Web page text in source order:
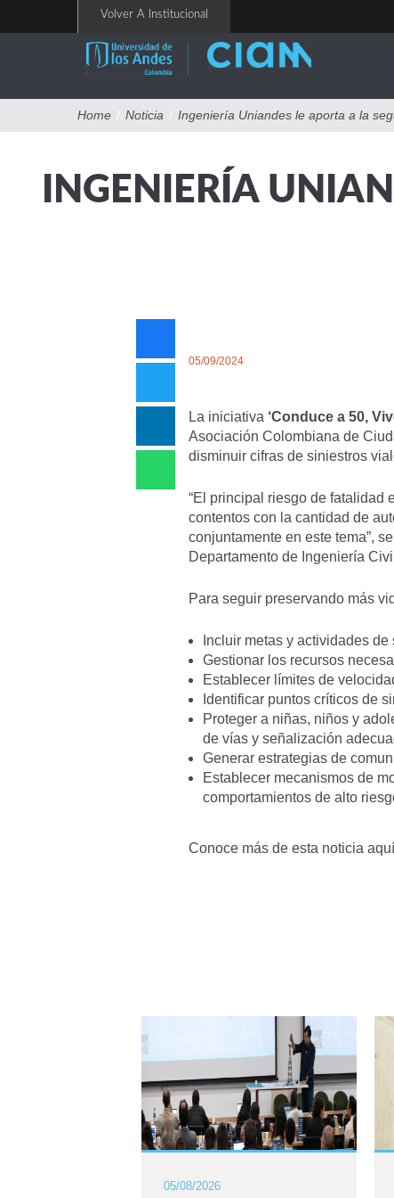
Volver A Institucional
Home / Noticia / Ingeniería Uniandes le aporta a la
INGENIERÍA
05/09/2024
La iniciativa ‘Conduce a 50,
Asociación Colombiana de
disminuir cifras de siniestros
“El principal riesgo de fatalidad
contentos con la cantidad de
conjuntamente en este tema”,
Departamento de Ingeniería
Para seguir preservando más
Incluir metas y actividades
Gestionar los recursos
Establecer límites de
Identificar puntos críticos de
Proteger a niñas, niños y
de vías y señalización
Generar estrategias de
Establecer mecanismos de
comportamientos de alto
Conoce más de esta noticia
05/08/2026